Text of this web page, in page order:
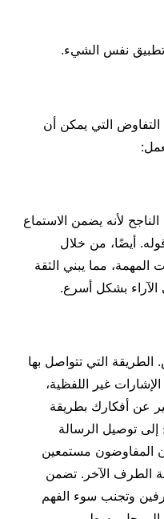
تطبيق نفس الشيء.
التي يمكن أن
لأنه يضمن الاستماع
أيضًا، من خلال
المهمة، مما يبني الثقة
بشكل أسرع.
الطريقة التي تتواصل بها
غير اللفظية،
عن أفكارك بطريقة
إلى توصيل الرسالة
المفاوضون مستمعين
الطرف الآخر. تضمن
وتجنب سوء الفهم